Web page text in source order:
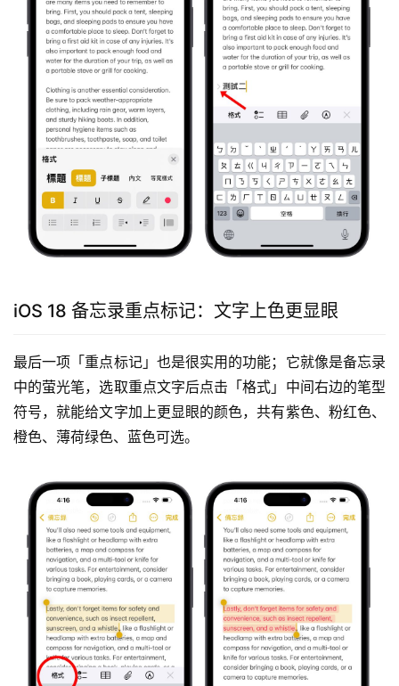
iOS 18 备忘录重点标记：文字上色更显眼
最后一项「重点标记」也是很实用的功能；它就像是备忘录
中的萤光笔，选取重点文字后点击「格式」中间右边的笔型
符号，就能给文字加上更显眼的颜色，共有紫色、粉红色、
橙色、薄荷绿色、蓝色可选。